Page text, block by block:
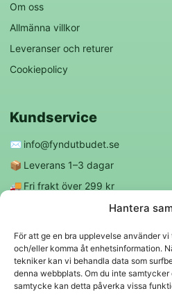
Hantera
För att ge en bra upplevelse använder
och/eller komma åt enhetsinformation.
tekniker kan vi behandla data som
denna webbplats. Om du inte
samtycke kan detta påverka vissa
Om oss
Allmänna villkor
Leveranser och returer
Cookiepolicy
Kundservice
✉️ info@fyndutbudet.se
📦 Leverans 1–3 dagar
🚚 Fri frakt över 299 kr
Följ oss
f ◎